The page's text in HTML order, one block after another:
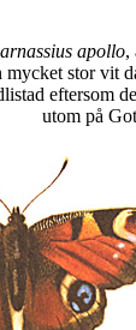
apollo,
stor vit
eftersom
utom på